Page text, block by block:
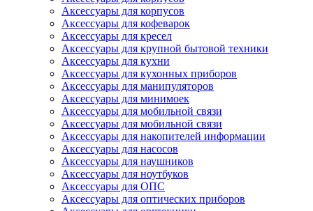
Аксессуары для корпусов
Аксессуары для кофеварок
Аксессуары для кресел
Аксессуары для крупной бытовой техники
Аксессуары для кухни
Аксессуары для кухонных приборов
Аксессуары для манипуляторов
Аксессуары для минимоек
Аксессуары для мобильной связи
Аксессуары для мобильной связи
Аксессуары для накопителей информации
Аксессуары для насосов
Аксессуары для наушников
Аксессуары для ноутбуков
Аксессуары для ОПС
Аксессуары для оптических приборов